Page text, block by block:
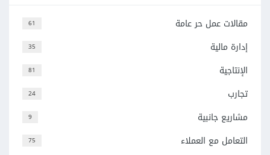
61 مقالات عمل حر عامة
35 إدارة مالية
81 الإنتاجية
24 تجارب
9 مشاريع جانبية
75 التعامل مع العملاء